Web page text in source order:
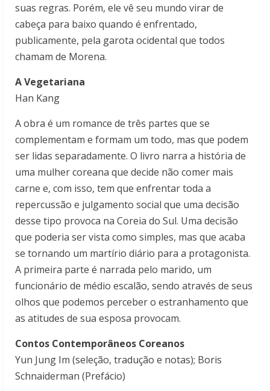
suas regras. Porém, ele vê seu mundo virar de
cabeça para baixo quando é enfrentado,
publicamente, pela garota ocidental que todos
chamam de Morena.
A Vegetariana
Han Kang
A obra é um romance de três partes que se
complementam e formam um todo, mas que podem
ser lidas separadamente. O livro narra a história de
uma mulher coreana que decide não comer mais
carne e, com isso, tem que enfrentar toda a
repercussão e julgamento social que uma decisão
desse tipo provoca na Coreia do Sul. Uma decisão
que poderia ser vista como simples, mas que acaba
se tornando um martírio diário para a protagonista.
A primeira parte é narrada pelo marido, um
funcionário de médio escalão, sendo através de seus
olhos que podemos perceber o estranhamento que
as atitudes de sua esposa provocam.
Contos Contemporâneos Coreanos
Yun Jung Im (seleção, tradução e notas); Boris
Schnaiderman (Prefácio)